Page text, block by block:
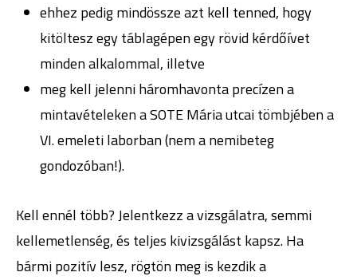
ehhez pedig mindössze azt kell tenned, hogy
kitöltesz egy táblagépen egy rövid kérdőívet
minden alkalommal, illetve
meg kell jelenni háromhavonta precízen a
mintavételeken a SOTE Mária utcai tömbjében a
VI. emeleti laborban (nem a nemibeteg
gondozóban!).
Kell ennél több? Jelentkezz a vizsgálatra, semmi
kellemetlenség, és teljes kivizsgálást kapsz. Ha
bármi pozitív lesz, rögtön meg is kezdik a